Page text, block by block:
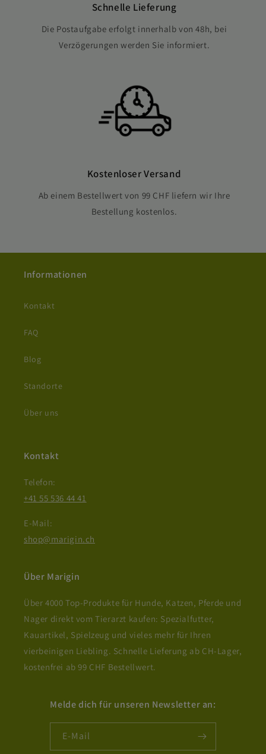
Schnelle Lieferung
Die Postaufgabe erfolgt innerhalb von 48h, bei
Verzögerungen werden Sie informiert.
Kostenloser Versand
Ab einem Bestellwert von 99 CHF liefern wir Ihre
Bestellung kostenlos.
Informationen
Kontakt
FAQ
Blog
Standorte
Über uns
Kontakt
Telefon:
+41 55 536 44 41
E-Mail:
shop@marigin.ch
Über Marigin
Über 4000 Top-Produkte für Hunde, Katzen, Pferde und
Nager direkt vom Tierarzt kaufen: Spezialfutter,
Kauartikel, Spielzeug und vieles mehr für Ihren
vierbeinigen Liebling. Schnelle Lieferung ab CH-Lager,
kostenfrei ab 99 CHF Bestellwert.
Melde dich für unseren Newsletter an:
E-Mail